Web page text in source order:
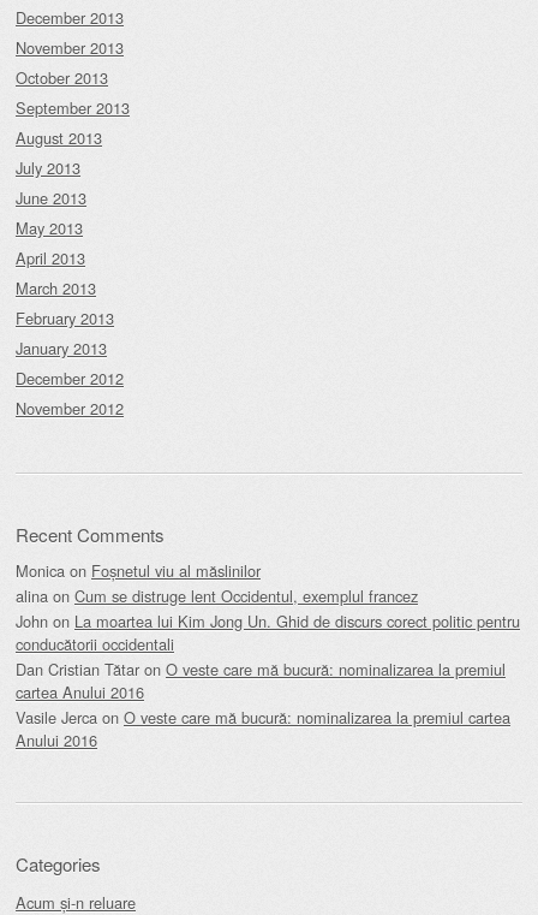
December 2013
November 2013
October 2013
September 2013
August 2013
July 2013
June 2013
May 2013
April 2013
March 2013
February 2013
January 2013
December 2012
November 2012
Recent Comments
Monica on Foșnetul viu al măslinilor
alina on Cum se distruge lent Occidentul, exemplul francez
John on La moartea lui Kim Jong Un. Ghid de discurs corect politic pentru
conducătorii occidentali
Dan Cristian Tătar on O veste care mă bucură: nominalizarea la premiul
cartea Anului 2016
Vasile Jerca on O veste care mă bucură: nominalizarea la premiul cartea
Anului 2016
Categories
Acum și-n reluare